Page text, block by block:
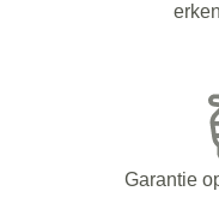
Garantie